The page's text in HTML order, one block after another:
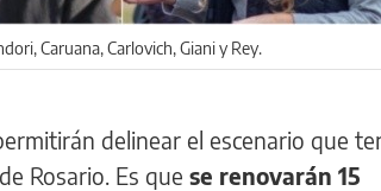
Caruana, Carlovich, Giani y Rey.
delinear el escenario que
Rosario. Es que se renovarán 15